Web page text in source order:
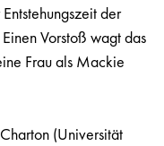
der
Vorstoß wagt das
Frau als Mackie
(Universität